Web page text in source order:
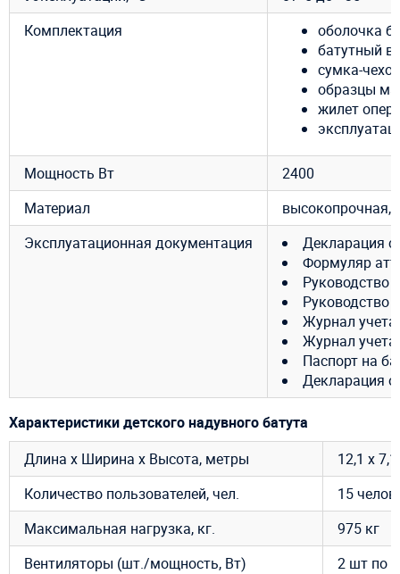
Комплектация
оболочка
батутный
сумка-
образцы
жилет
Мощность Вт
2400
Материал
высокопрочная,
Эксплуатационная документация
Декларация
Формуляр
Руководство
Руководство
Журнал учета
Журнал учета
Паспорт на
Декларация
Характеристики детского надувного батута
Длина х Ширина х Высота, метры
12,1 х
Количество пользователей, чел.
15
Максимальная нагрузка, кг.
975 кг
Вентиляторы (шт./мощность, Вт)
2 шт по